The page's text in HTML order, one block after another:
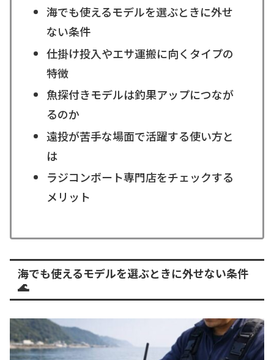
海でも使えるモデルを選ぶときに外せ
ない条件
仕掛け投入やエサ運搬に向くタイプの
特徴
魚探付きモデルは釣果アップにつなが
るのか
遠投が苦手な場面で活躍する使い方と
は
ラジコンボート専門店をチェックする
メリット
海でも使えるモデルを選ぶときに外せない条件
🌊